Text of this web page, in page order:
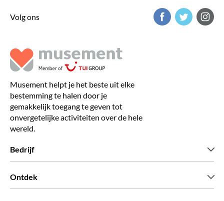
Volg ons
Musement helpt je het beste uit elke
bestemming te halen door je
gemakkelijk toegang te geven tot
onvergetelijke activiteiten over de hele
wereld.
Bedrijf
Ontdek